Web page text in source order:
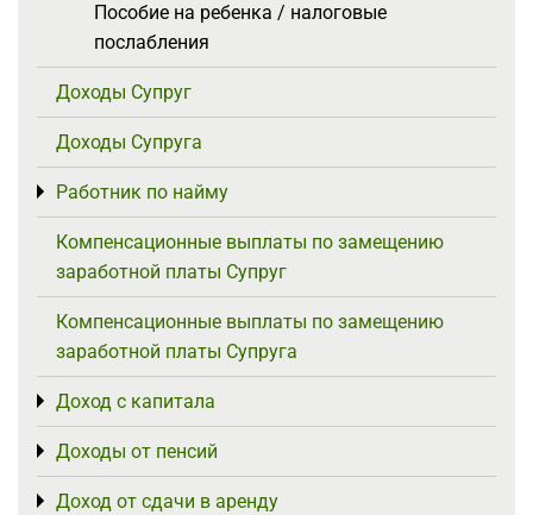
Пособие на ребенка / налоговые
послабления
Доходы Супруг
Доходы Супруга
Работник по найму
Toggle menu
Компенсационные выплаты по замещению
заработной платы Супруг
Компенсационные выплаты по замещению
заработной платы Супруга
Доход с капитала
Toggle menu
Доходы от пенсий
Toggle menu
Доход от сдачи в аренду
Toggle menu